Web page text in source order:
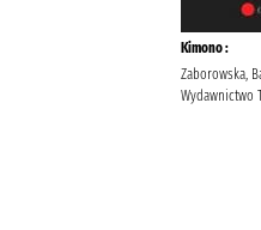
Kimono :
Zaborowska,
Wydawnictwo